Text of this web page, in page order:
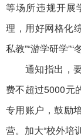
等场所违规开展
理，用好网格化
私教”“游学研学”“
通知指出，要
费不超过5000元
专用账户，鼓励
营。加大“校外培